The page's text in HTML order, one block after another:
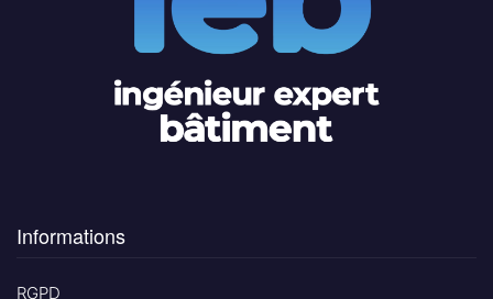
Informations
RGPD